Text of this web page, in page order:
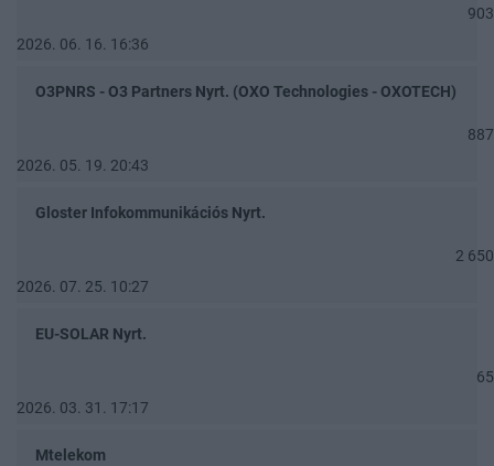
903
2026. 06. 16. 16:36
O3PNRS - O3 Partners Nyrt. (OXO Technologies - OXOTECH)
887
2026. 05. 19. 20:43
Gloster Infokommunikációs Nyrt.
2 650
2026. 07. 25. 10:27
EU-SOLAR Nyrt.
65
2026. 03. 31. 17:17
Mtelekom